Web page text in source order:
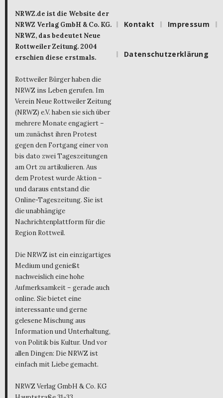
NRWZ.de ist die Website der
NRWZ Verlag GmbH & Co. KG.
NRWZ, das bedeutet Neue
Rottweiler Zeitung. 2004
erschien diese erstmals.
Rottweiler Bürger haben die
NRWZ ins Leben gerufen. Im
Verein Neue Rottweiler Zeitung
(NRWZ) e.V. haben sie sich über
mehrere Monate engagiert –
um zunächst ihren Protest
gegen den Fortgang einer von
bis dato zwei Tageszeitungen
am Ort zu artikulieren. Aus
dem Protest wurde Aktion –
und daraus entstand die
Online-Tageszeitung. Sie ist
die unabhängige
Nachrichtenplattform für die
Region Rottweil.
Die NRWZ ist ein einzigartiges
Medium und genießt
nachweislich eine hohe
Aufmerksamkeit – gerade auch
online. Sie bietet eine
interessante und gerne
gelesene Mischung aus
Information und Unterhaltung,
von Politik bis Kultur. Und vor
allen Dingen: Die NRWZ ist
einfach mit Liebe gemacht.
NRWZ Verlag GmbH & Co. KG
Kontakt Impressum
Datenschutzerklärung